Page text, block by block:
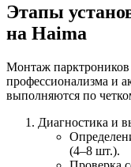
Этапы
на Haima
Монтаж парктроников
профессионализма и
выполняются по
Диагностика и
(4–8 шт.).